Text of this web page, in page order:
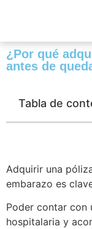
¿Por qué
antes de
Tabla de
Adquirir una
embarazo es
Poder contar con
hospitalaria y